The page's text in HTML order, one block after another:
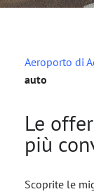
Aeroporto di
auto
Le
più
Scoprite le